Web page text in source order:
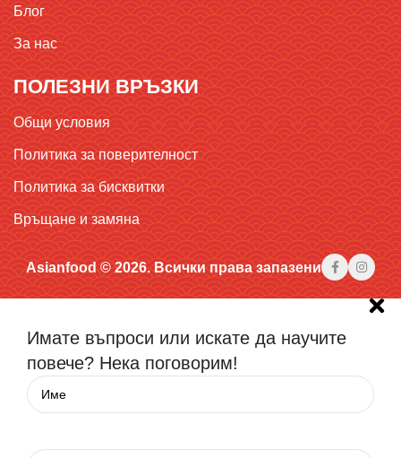
Блог
За нас
ПОЛЕЗНИ ВРЪЗКИ
Общи условия
Политика за поверителност
Политика за бисквитки
Връщане и замяна
Asianfood © 2026. Всички права запазени
Имате въпроси или искате да научите
повече? Нека поговорим!